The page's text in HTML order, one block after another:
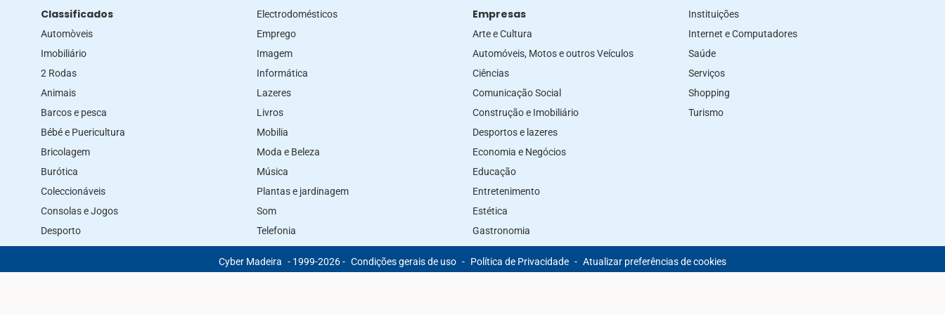
Classificados
Automòveis
Imobiliário
2 Rodas
Animais
Barcos e pesca
Bébé e Puericultura
Bricolagem
Burótica
Coleccionáveis
Consolas e Jogos
Desporto
Electrodomésticos
Emprego
Imagem
Informática
Lazeres
Livros
Mobilia
Moda e Beleza
Música
Plantas e jardinagem
Som
Telefonia
Empresas
Arte e Cultura
Automóveis, Motos e outros Veículos
Ciências
Comunicação Social
Construção e Imobiliário
Desportos e lazeres
Economia e Negócios
Educação
Entretenimento
Estética
Gastronomia
Instituições
Internet e Computadores
Saúde
Serviços
Shopping
Turismo
Cyber Madeira - 1999-2026 - Condições gerais de uso - Política de Privacidade - Atualizar preferências de cookies